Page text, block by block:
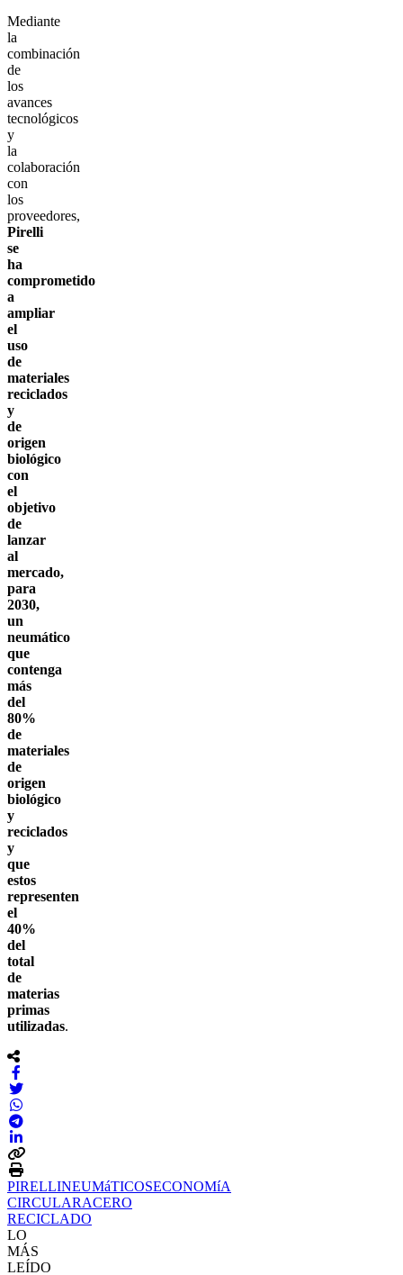
Mediante
la
combinación
de
los
avances
tecnológicos
y
la
colaboración
con
los
proveedores,
Pirelli
se
ha
comprometido
a
ampliar
el
uso
de
materiales
reciclados
y
de
origen
biológico
con
el
objetivo
de
lanzar
al
mercado,
para
2030,
un
neumático
que
contenga
más
del
80%
de
materiales
de
origen
biológico
y
reciclados
y
que
estos
representen
el
40%
del
total
de
materias
primas
utilizadas.
PIRELLINEUMáTICOSECONOMíA
CIRCULARACERO
RECICLADO
LO
MÁS
LEÍDO